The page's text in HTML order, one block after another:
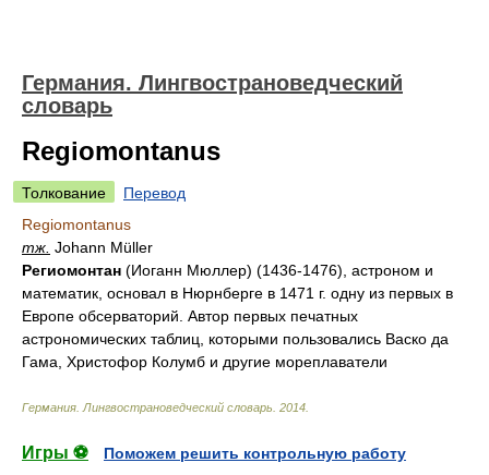
Германия. Лингвострановедческий
словарь
Regiomontanus
Толкование
Перевод
Regiomontanus
тж. Johann Müller
Региомонтан (Иоганн Мюллер) (1436-1476), астроном и
математик, основал в Нюрнберге в 1471 г. одну из первых в
Европе обсерваторий. Автор первых печатных
астрономических таблиц, которыми пользовались Васко да
Гама, Христофор Колумб и другие мореплаватели
Германия. Лингвострановедческий словарь 2014
Игры ⚽
Поможем решить контрольную работу